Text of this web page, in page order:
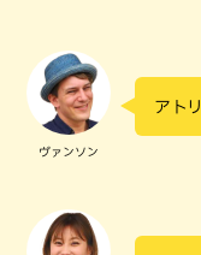
ヴァンソン
アト